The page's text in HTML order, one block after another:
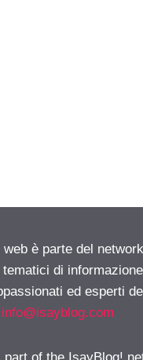
è parte del
di
ed esperti
info@isayblog.com